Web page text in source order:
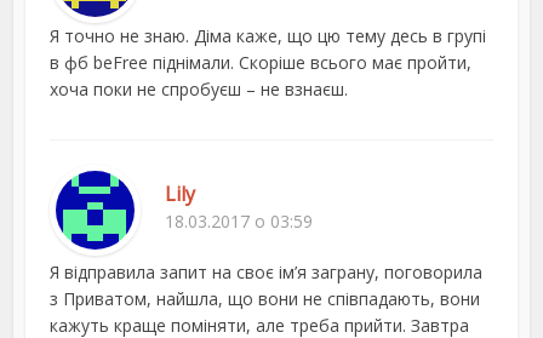
Я точно не знаю. Діма каже, що цю тему десь в групі
в фб beFree піднімали. Скоріше всього має пройти,
хоча поки не спробуєш – не взнаєш.
Lily
18.03.2017 о 03:59
Я відправила запит на своє ім’я заграну, поговорила
з Приватом, найшла, що вони не співпадають, вони
кажуть краще поміняти, але треба прийти. Завтра